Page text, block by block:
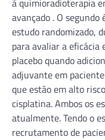
avançado . O
estudo randomizado,
para avaliar a eficácia
placebo quando
adjuvante em
que estão em alto
cisplatina. Ambos os
atualmente. Tendo o
recrutamento de